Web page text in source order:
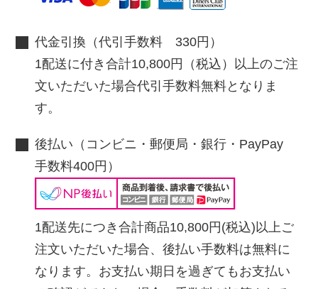
代金引換（代引手数料 330円）
1配送に付き合計10,800円（税込）以上のご注
文いただいた場合代引手数料無料となりま
す。
後払い（コンビニ・郵便局・銀行・PayPay
手数料400円）
1配送先につき合計商品10,800円(税込)以上ご
注文いただいた場合、後払い手数料は無料に
なります。お支払い期日を過ぎてもお支払い